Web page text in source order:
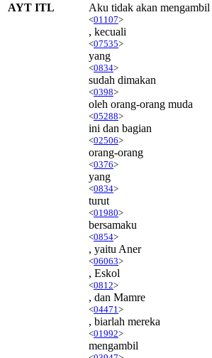
AYT ITL
Aku tidak akan mengambil
<01107>
, kecuali
<07535>
yang
<0834>
sudah dimakan
<0398>
oleh orang-orang muda
<05288>
ini dan bagian
<02506>
orang-orang
<0376>
yang
<0834>
turut
<01980>
bersamaku
<0854>
, yaitu Aner
<06063>
, Eskol
<0812>
, dan Mamre
<04471 >
, biarlah mereka
<01992>
mengambil